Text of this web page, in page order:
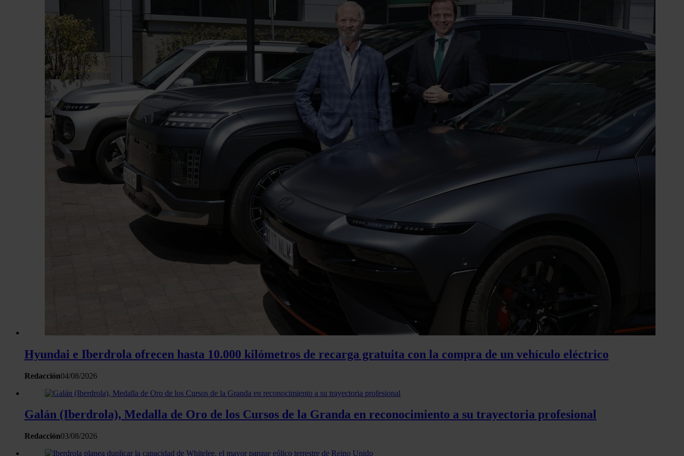
Hyundai e Iberdrola ofrecen hasta 10.000 kilómetros de recarga gratuita con la compra de un vehículo eléctrico
Redacción04/08/2026
Galán (Iberdrola), Medalla de Oro de los Cursos de la Granda en reconocimiento a su trayectoria profesional
Redacción03/08/2026